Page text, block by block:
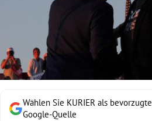
Untermenü
Wählen Sie KURIER als bevorzugte
Google-Quelle